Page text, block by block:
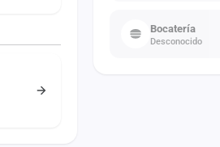
Bocatería
Desconocido